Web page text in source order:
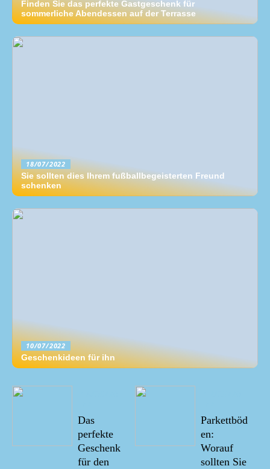
Finden Sie das perfekte Gastgeschenk für
sommerliche Abendessen auf der Terrasse
18/07/2022
Sie sollten dies Ihrem fußballbegeisterten Freund
schenken
10/07/2022
Geschenkideen für ihn
Das
perfekte
Geschenk
für den
Parkettböd
en:
Worauf
sollten Sie